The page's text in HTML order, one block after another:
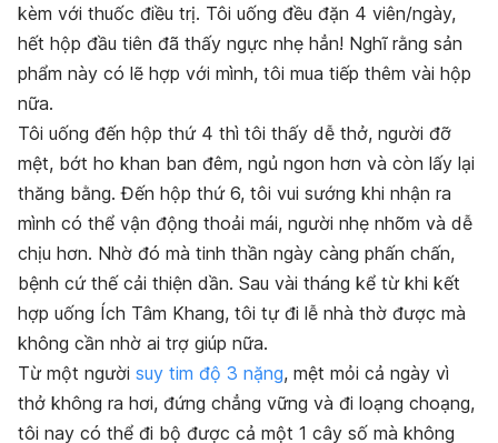
kèm với thuốc điều trị. Tôi uống đều đặn 4 viên/ngày,
hết hộp đầu tiên đã thấy ngực nhẹ hẳn! Nghĩ rằng sản
phẩm này có lẽ hợp với mình, tôi mua tiếp thêm vài hộp
nữa.
Tôi uống đến hộp thứ 4 thì tôi thấy dễ thở, người đỡ
mệt, bớt ho khan ban đêm, ngủ ngon hơn và còn lấy lại
thăng bằng. Đến hộp thứ 6, tôi vui sướng khi nhận ra
mình có thể vận động thoải mái, người nhẹ nhõm và dễ
chịu hơn. Nhờ đó mà tinh thần ngày càng phấn chấn,
bệnh cứ thế cải thiện dần. Sau vài tháng kể từ khi kết
hợp uống Ích Tâm Khang, tôi tự đi lễ nhà thờ được mà
không cần nhờ ai trợ giúp nữa.
Từ một người suy tim độ 3 nặng, mệt mỏi cả ngày vì
thở không ra hơi, đứng chẳng vững và đi loạng choạng,
tôi nay có thể đi bộ được cả một 1 cây số mà không